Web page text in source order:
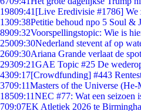
19809:41 [Live Eredivisie #1786] We
1309:38Petitie behoud npo 5 Soul &
8909:32Voorspellingstopic: Wie is
25009:30Nederland stevent af op
2609:30Ariana Grande verlaat de
29309:21GAE Topic #25 De
4309:17[Crowdfunding] #443
3709:11Masters of the Universe (He-
18509:11NEC #77: Wat een seizoen
709:07EK Atletiek 2026 te